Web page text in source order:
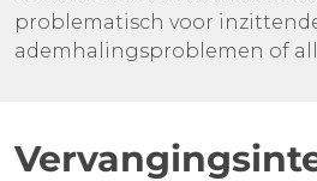
problematisch voor
ademhalingsproblemen of